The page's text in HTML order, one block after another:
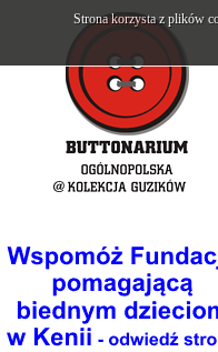
Strona korzysta z plików